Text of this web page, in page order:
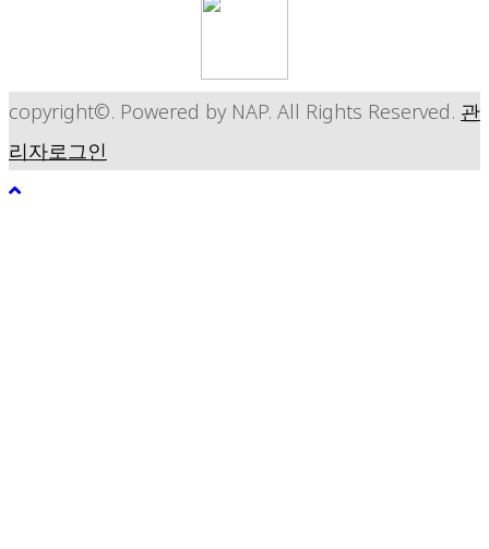
copyright©. Powered by NAP. All Rights Reserved. 관
리자로그인